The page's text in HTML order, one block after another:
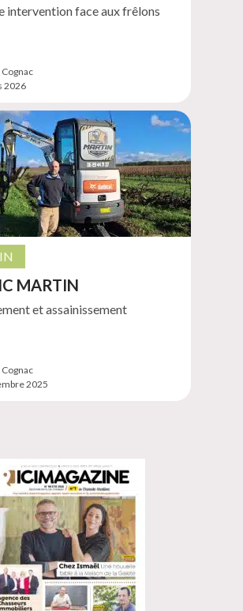
intervention face aux frêlons
Cognac
2026
MARTIN
et assainissement
Cognac
2025